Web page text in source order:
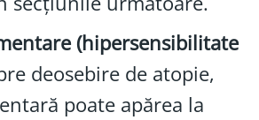
(hipersensibilitate
deosebire de atopie,
poate apărea la